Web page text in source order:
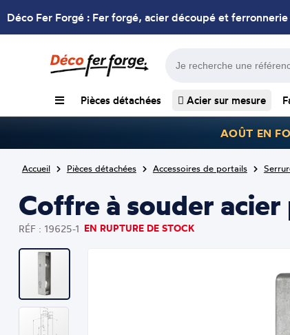
Déco Fer Forgé : Fer forgé, acier découpé et
Pièces détachées Acier sur mesure
AOÛT EN
Accueil Pièces détachées Accessoires de portails
Coffre à souder
RÉF : 19625-1 EN RUPTURE DE STOCK